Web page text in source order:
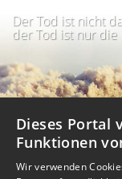
Der Tod ist nicht
der Tod ist nur die
Dieses Portal
Funktionen
Wir verwenden